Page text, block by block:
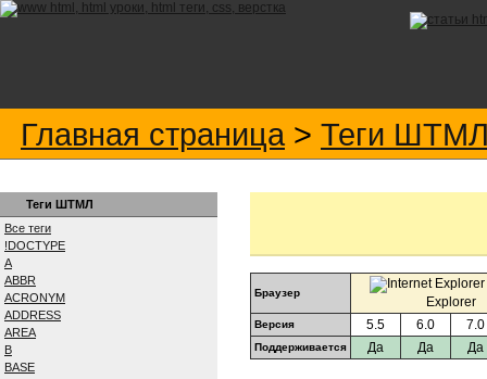
Главная страница > Теги
Теги ШТМЛ
Все теги
!DOCTYPE
A
ABBR
ACRONYM
ADDRESS
AREA
B
BASE
Браузер
Explorer
Версия 5.5 6.0 7.0
Поддерживается Да Да Да